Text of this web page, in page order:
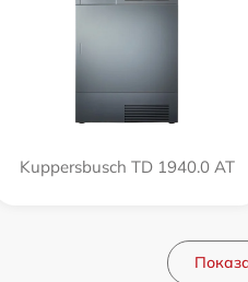
Kuppersbusch TD 1940.0 AT